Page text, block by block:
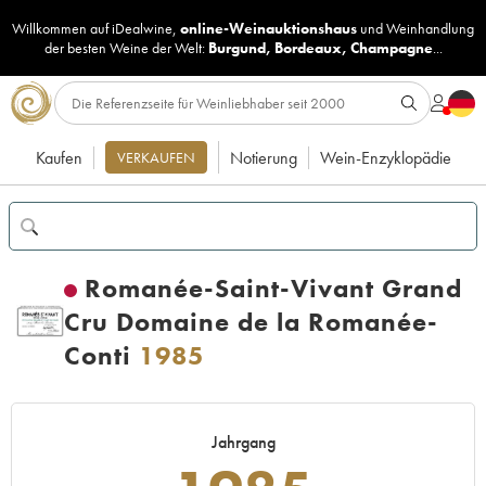
Willkommen auf iDealwine, online-Weinauktionshaus undWeinhandlung
der besten Weine der Welt: Burgund, Bordeaux, Champagne...
Kaufen VERKAUFEN Notierung Wein-Enzyklopädie
Romanée-Saint-Vivant Grand
Cru Domaine de la Romanée-
Conti 1985
Jahrgang